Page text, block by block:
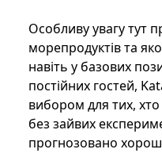
Особливу увагу тут
морепродуктів та
навіть у базових
постійних гостей,
вибором для тих, хто
без зайвих
прогнозовано